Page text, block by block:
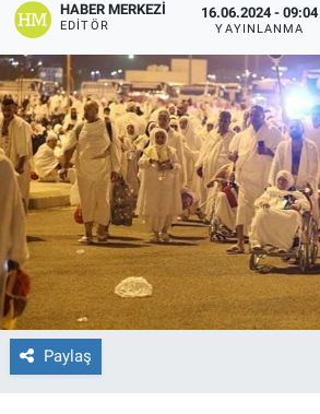
HABER MERKEZI
EDITÖR
16.06.2024 - 09:04
YAYINLANMA
Paylaş
KÜLTÜR SANAT
EĞİTİM
ÖZEL HABER
POLİTİKA
SAĞLIK
SPOR
TEKNOLOJİ
Haber Arşivi